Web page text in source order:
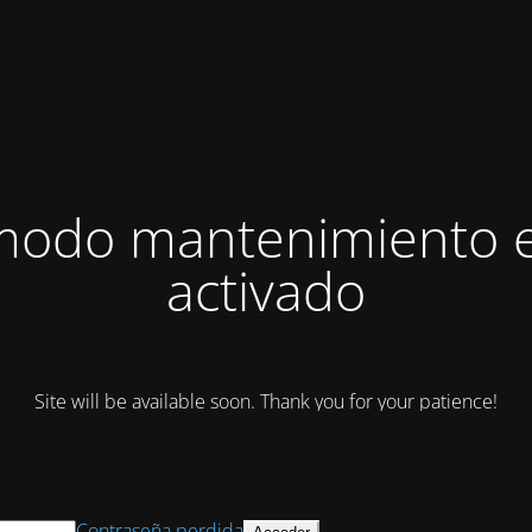
mantenimiento
activado
Site will be available soon. Thank you for your patience!